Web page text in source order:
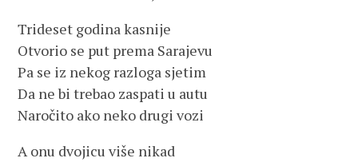
Trideset godina kasnije
Otvorio se put prema Sarajevu
Pa se iz nekog razloga sjetim
Da ne bi trebao zaspati u autu
Naročito ako neko drugi vozi
A onu dvojicu više nikad